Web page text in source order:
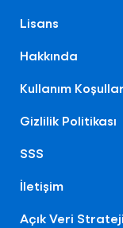
Lisans
Hakkında
Kullanım
Gizlilik Politikası
SSS
İletişim
Açık Veri